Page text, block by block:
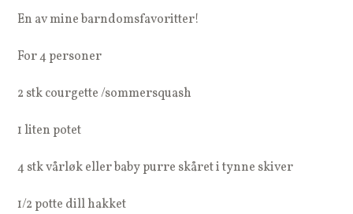
En av mine barndomsfavoritter!
For 4 personer
2 stk courgette /sommersquash
1 liten potet
4 stk vårløk eller baby purre skåret i tynne skiver
1/2 potte dill hakket